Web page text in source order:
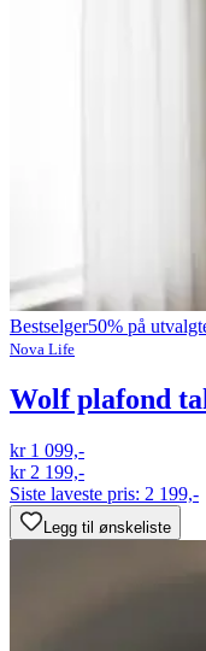
Bestselger50% på
Nova Life
Wolf plafond
kr 1 099,-
kr 2 199,-
Siste laveste pris: 2 199,-
Legg til ønskeliste